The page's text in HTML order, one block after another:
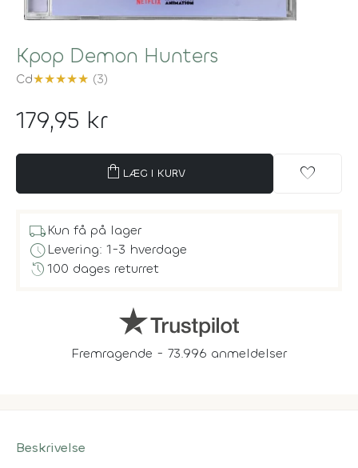
Kpop Demon Hunters
Cd★★★★★ (3)
179,95 kr
shopping_bag LÆG I KURV favorite
local_shippingKun få på lager
scheduleLevering: 1-3 hverdage
history100 dages returret
Fremragende - 73.996 anmeldelser
Beskrivelse